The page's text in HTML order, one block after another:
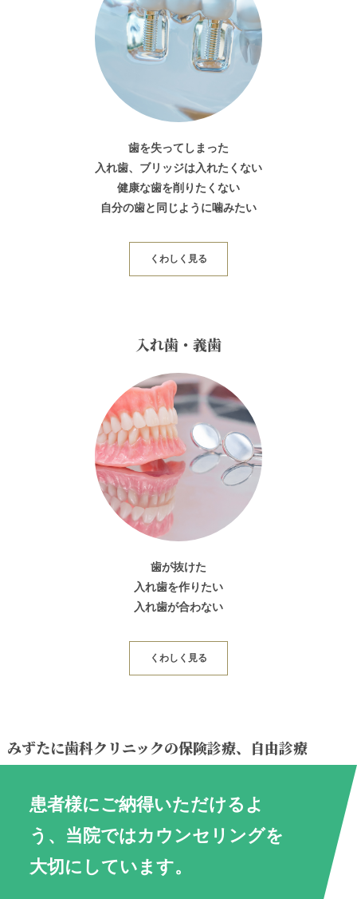
歯を失ってしまった
入れ歯、ブリッジは入れたくない
健康な歯を削りたくない
自分の歯と同じように噛みたい
くわしく見る
入れ歯・義歯
歯が抜けた
入れ歯を作りたい
入れ歯が合わない
くわしく見る
みずたに歯科クリニックの保険診療、自由診療
患者様にご納得いただけるよ
う、当院ではカウンセリングを
大切にしています。